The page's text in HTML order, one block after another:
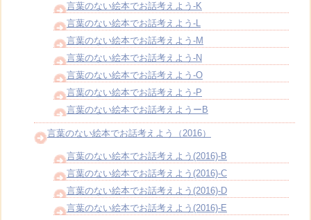
言葉のない絵本でお話考えよう-K
言葉のない絵本でお話考えよう-L
言葉のない絵本でお話考えよう-M
言葉のない絵本でお話考えよう-N
言葉のない絵本でお話考えよう-O
言葉のない絵本でお話考えよう-P
言葉のない絵本でお話考えようーB
言葉のない絵本でお話考えよう（2016）
言葉のない絵本でお話考えよう(2016)-B
言葉のない絵本でお話考えよう(2016)-C
言葉のない絵本でお話考えよう(2016)-D
言葉のない絵本でお話考えよう(2016)-E